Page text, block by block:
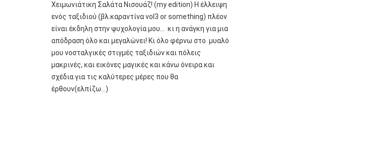
Χειμωνιάτικη Σαλάτα Νισουάζ! (my edition) H έλλειψη
ενός ταξιδιού (βλ.καραντίνα vol3 or something) πλέον
είναι έκδηλη στην ψυχολογία μου… κι η ανάγκη για μια
απόδραση όλο και μεγαλώνει! Κι όλο φέρνω στο μυαλό
μου νοσταλγικές στιγμές ταξιδιών και πόλεις
μακρινές, και εικόνες μαγικές και κάνω όνειρα και
σχέδια για τις καλύτερες μέρες που θα
έρθουν(ελπίζω…)